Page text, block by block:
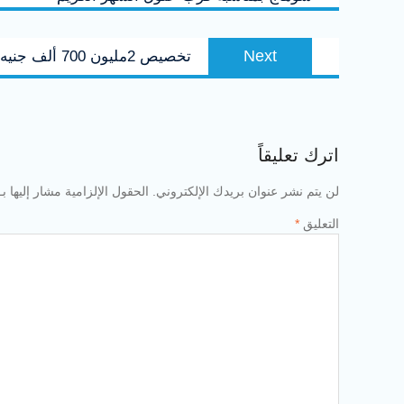
Next
post:
تخصيص 2مليون 700 ألف جنيه لتجهيز معامل كلية الصيدلة بجامعة سوهاج
اترك تعليقاً
لن يتم نشر عنوان بريدك الإلكتروني. الحقول الإلزامية مشار إليها
التعليق *